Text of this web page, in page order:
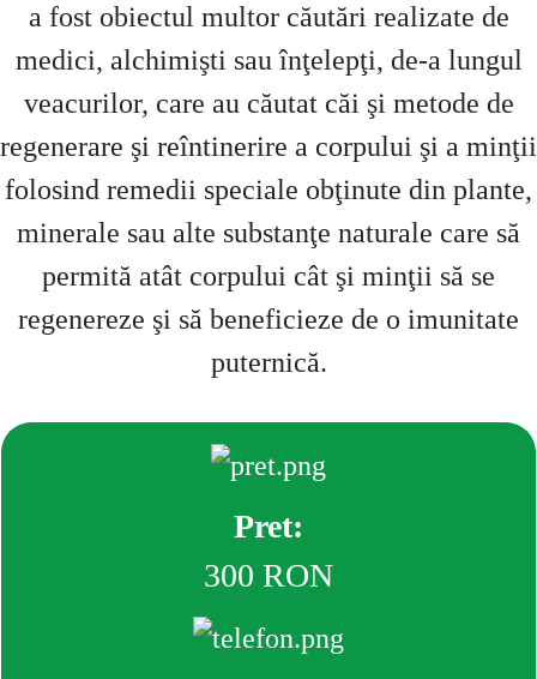
a fost obiectul multor căutări realizate de
medici, alchimişti sau înţelepţi, de-a lungul
veacurilor, care au căutat căi şi metode de
regenerare şi reîntinerire a corpului şi a minţii
folosind remedii speciale obţinute din plante,
minerale sau alte substanţe naturale care să
permită atât corpului cât şi minţii să se
regenereze şi să beneficieze de o imunitate
puternică.
Pret:
300 RON